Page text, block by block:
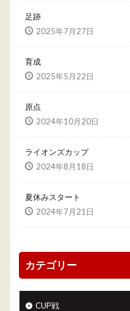
足跡
2025年7月27日
育成
2025年5月22日
原点
2024年10月20日
ライオンズカップ
2024年8月18日
夏休みスタート
2024年7月21日
カテゴリー
CUP戦